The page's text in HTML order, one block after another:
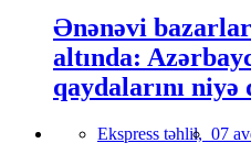
Ənənəvi
altında:
qaydalarını
Ekspress təhlil, 07